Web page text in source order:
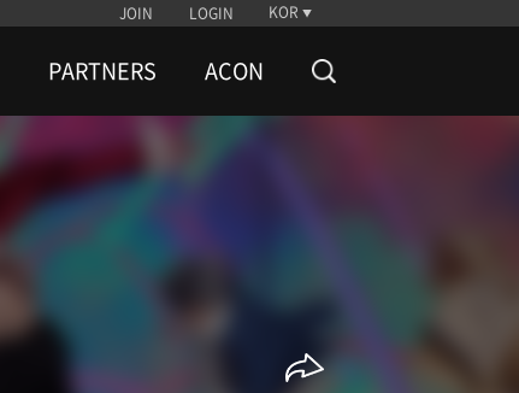
JOIN LOGIN KOR
PARTNERS ACON